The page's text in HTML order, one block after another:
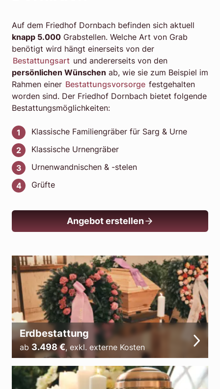
Auf dem Friedhof Dornbach befinden sich aktuell
knapp 5.000 Grabstellen. Welche Art von Grab
benötigt wird hängt einerseits von der
Bestattungsart und andererseits von den
persönlichen Wünschen ab, wie sie zum Beispiel im
Rahmen einer Bestattungsvorsorge festgehalten
worden sind. Der Friedhof Dornbach bietet folgende
Bestattungsmöglichkeiten:
Klassische Familiengräber für Sarg & Urne
Klassische Urnengräber
Urnenwandnischen & -stelen
Grüfte
Angebot erstellen
Erdbestattung
ab 3.498€, exkl. externe Kosten